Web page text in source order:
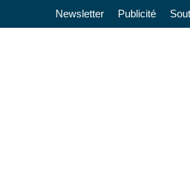
Newsletter Publicité